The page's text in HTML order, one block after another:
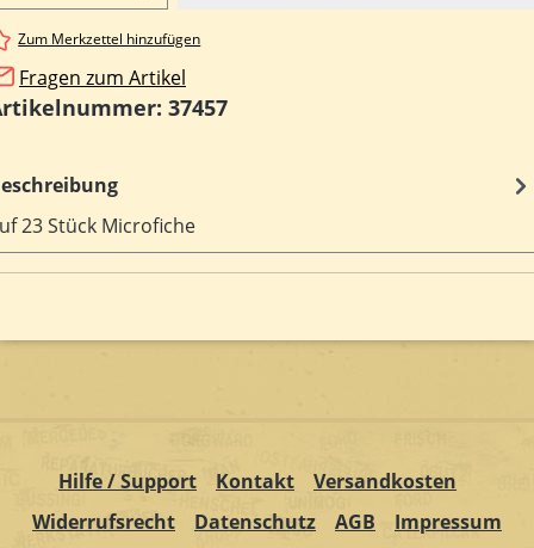
Zum Merkzettel hinzufügen
Fragen zum Artikel
37457
23 Stück Microfiche
Hilfe / Support Kontakt
Versandkosten
Widerrufsrecht
Datenschutz AGB Impressum